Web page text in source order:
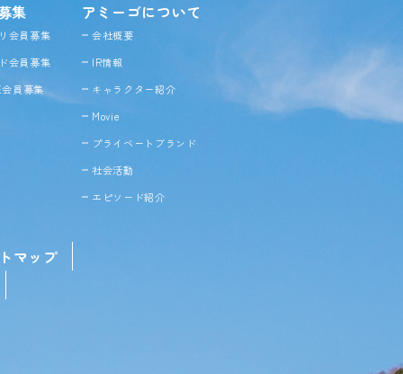
集
会員募集
会員募集
員募集
アミーゴについて
会社概要
IR情報
キャラクター紹介
Movie
プライベートブランド
社会活動
エピソード紹介
マップ